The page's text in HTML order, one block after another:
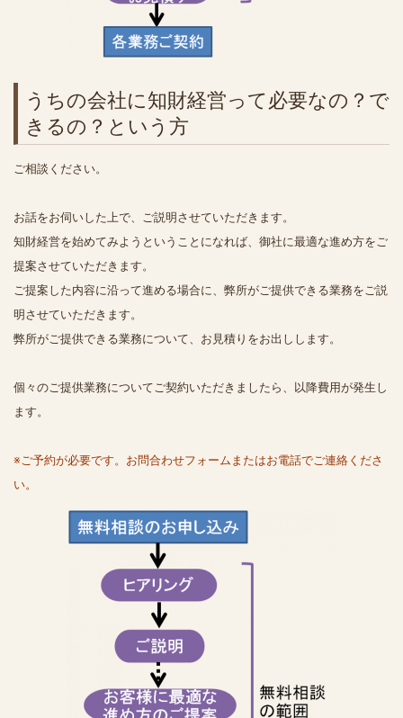
うちの会社に知財経営って必要なの？で
きるの？という方
ご相談ください。
お話をお伺いした上で、ご説明させていただきます。
知財経営を始めてみようということになれば、御社に最適な進め方をご
提案させていただきます。
ご提案した内容に沿って進める場合に、弊所がご提供できる業務をご説
明させていただきます。
弊所がご提供できる業務について、お見積りをお出しします。
個々のご提供業務についてご契約いただきましたら、以降費用が発生し
ます。
※ご予約が必要です。お問合わせフォームまたはお電話でご連絡くださ
い。